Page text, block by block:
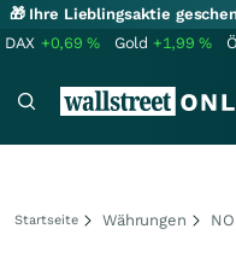
🎁 Ihre Lieblingsaktie
DAX +0,69% Gold +1,99%
Startseite Währungen